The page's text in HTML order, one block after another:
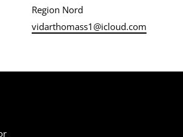
Region Nord
vidarthomass1@icloud.com